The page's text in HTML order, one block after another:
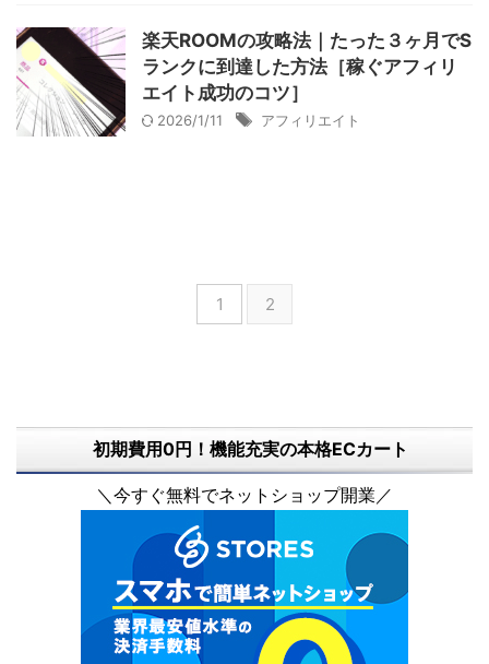
楽天ROOMの攻略法｜たった３ヶ月でS
ランクに到達した方法［稼ぐアフィリ
エイト成功のコツ］
2026/1/11 アフィリエイト
1 2
初期費用0円！機能充実の本格ECカート
＼今すぐ無料でネットショップ開業／